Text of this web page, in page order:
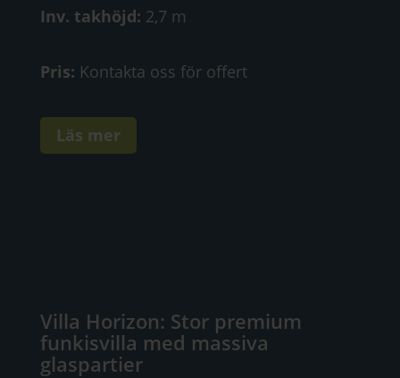
Inv. takhöjd: 2,7 m
Pris: Kontakta oss för offert
Läs mer
Villa Horizon: Stor premium
funkisvilla med massiva
glaspartier